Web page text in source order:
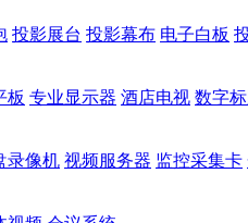
投影展台 投影幕布 电子白板
板 专业显示器 酒店电视 数字
录像机 视频服务器 监控采集卡